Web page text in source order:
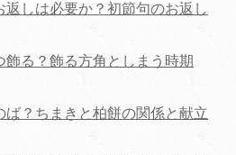
返しは必要か？初節句のお返し
る？飾る方角としまう時期
ば？ちまきと柏餅の関係と献立